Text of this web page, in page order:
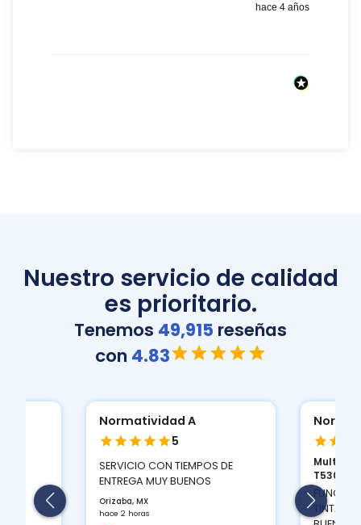
hace 4 años
Nuestro servicio de calidad
es prioritario.
Tenemos 49,915 reseñas
con 4.83
Normatividad A
5
SERVICIO CON TIEMPOS DE
ENTREGA MUY BUENOS
Orizaba, MX
hace 2 horas
T530D...
TINTAS